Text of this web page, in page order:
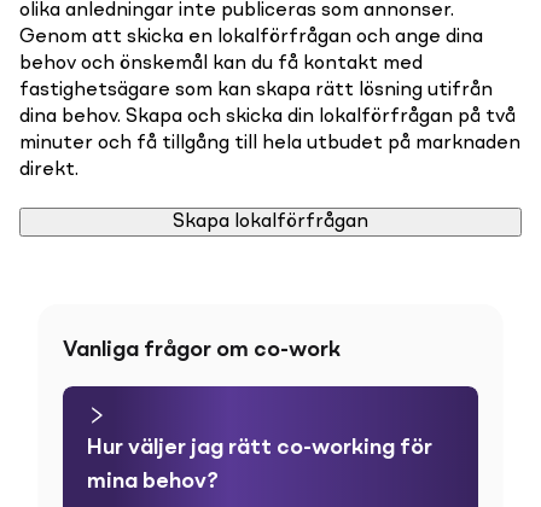
olika anledningar inte publiceras som annonser.
Genom att skicka en lokalförfrågan och ange dina
behov och önskemål kan du få kontakt med
fastighetsägare som kan skapa rätt lösning utifrån
dina behov. Skapa och skicka din lokalförfrågan på två
minuter och få tillgång till hela utbudet på marknaden
direkt.
Skapa lokalförfrågan
Vanliga frågor om co-work
Hur väljer jag rätt co-working för
mina behov?